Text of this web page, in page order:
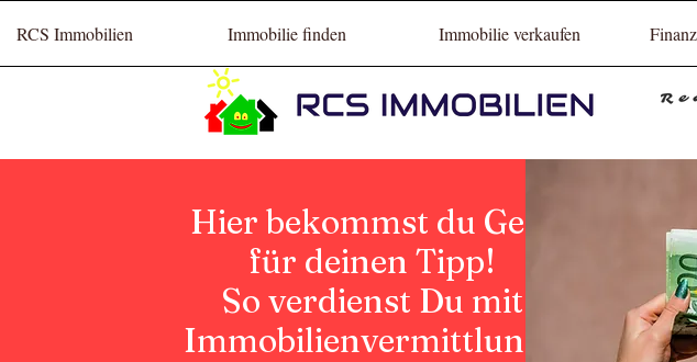
RCS Immobilien Immobilie finden Immobilie verkaufen
Hier bekommst du Geld
für deinen Tipp!
So verdienst Du mit
Immobilienvermittlung,,